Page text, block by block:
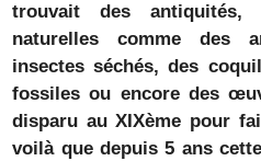
trouvait des antiquités,
naturelles comme des
insectes séchés, des
fossiles ou encore des
disparu au XIXème pour
voilà que depuis 5 ans